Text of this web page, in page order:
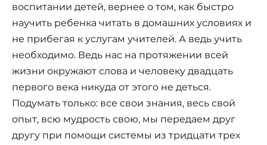
воспитании детей, вернее о том, как быстро
научить ребенка читать в домашних условиях и
не прибегая к услугам учителей. А ведь учить
необходимо. Ведь нас на протяжении всей
жизни окружают слова и человеку двадцать
первого века никуда от этого не деться.
Подумать только: все свои знания, весь свой
опыт, всю мудрость свою, мы передаем друг
другу при помощи системы из тридцати трех